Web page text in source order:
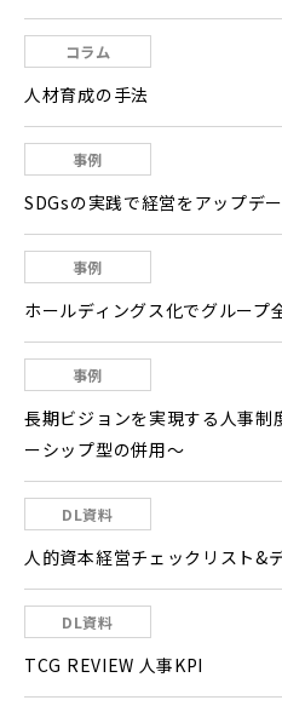
コラム
人材育成の手法
事例
SDGsの実践で経営をアップデ
事例
ホールディングス化でグループ
事例
長期ビジョンを実現する人事
ーシップ型の併用～
DL資料
人的資本経営チェックリスト&
DL資料
TCG REVIEW 人事KPI